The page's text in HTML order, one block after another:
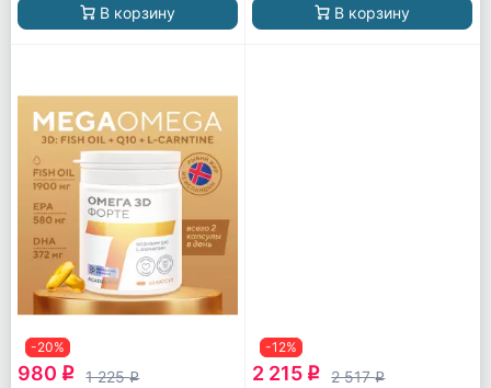
В корзину В корзину
-20%
980 q 1 225q
-12%
2 215 q 2 517q